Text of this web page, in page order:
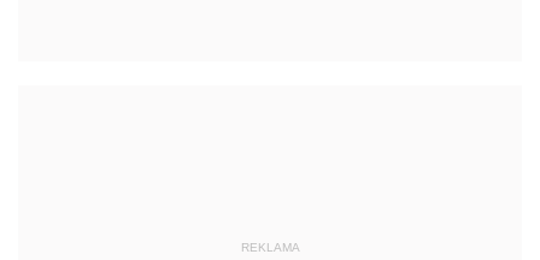
REKLAMA